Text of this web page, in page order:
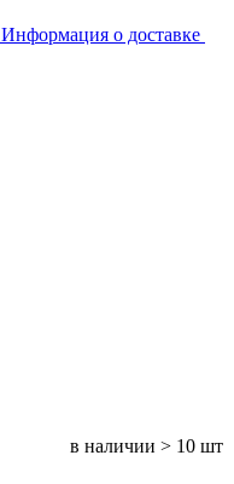
Информация о доставке
в наличии > 10 шт